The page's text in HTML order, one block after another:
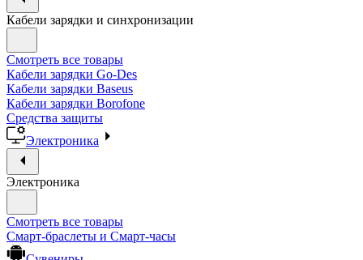
Кабели зарядки и синхронизации
Смотреть все товары
Кабели зарядки Go-Des
Кабели зарядки Baseus
Кабели зарядки Borofone
Средства защиты
Электроника
Электроника
Смотреть все товары
Смарт-браслеты и Смарт-часы